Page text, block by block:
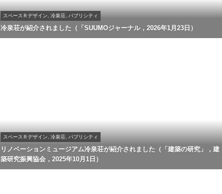
スペースＲデザイン, 冷泉荘, パブリシティ
冷泉荘が紹介されました（「SUUMOジャーナル，2026年1月23日）
スペースＲデザイン, 冷泉荘, パブリシティ
リノベーションミュージアム冷泉荘が紹介されました（「建築の研究」，建
築研究振興協会，2025年10月1日）